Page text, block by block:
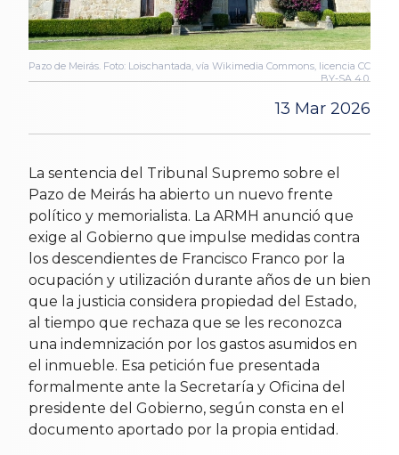
Pazo de Meirás. Foto: Loischantada, vía Wikimedia Commons, licencia CC
BY-SA 4.0.
13 Mar 2026
La sentencia del Tribunal Supremo sobre el
Pazo de Meirás ha abierto un nuevo frente
político y memorialista. La ARMH anunció que
exige al Gobierno que impulse medidas contra
los descendientes de Francisco Franco por la
ocupación y utilización durante años de un bien
que la justicia considera propiedad del Estado,
al tiempo que rechaza que se les reconozca
una indemnización por los gastos asumidos en
el inmueble. Esa petición fue presentada
formalmente ante la Secretaría y Oficina del
presidente del Gobierno, según consta en el
documento aportado por la propia entidad.